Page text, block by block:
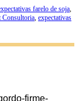
farelo de soja,
Consultoria, expectativas